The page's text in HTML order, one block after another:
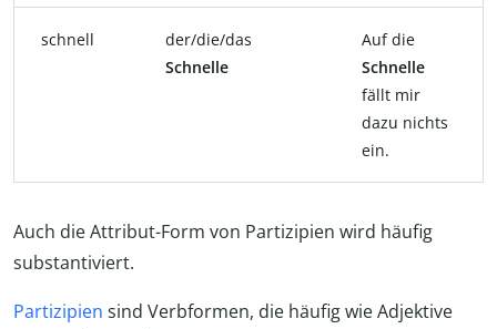
schnell
der/die/das
Schnelle
Auf die
Schnelle
fällt mir
dazu nichts
ein.
Auch die Attribut-Form von Partizipien wird häufig
substantiviert.
Partizipien sind Verbformen, die häufig wie Adjektive